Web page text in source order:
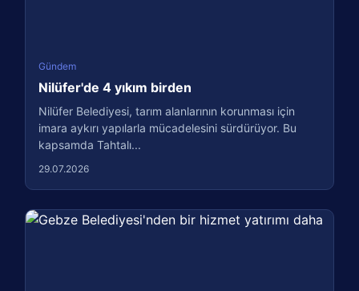
Gündem
Nilüfer'de 4 yıkım birden
Nilüfer Belediyesi, tarım alanlarının korunması için
imara aykırı yapılarla mücadelesini sürdürüyor. Bu
kapsamda Tahtalı...
29.07.2026